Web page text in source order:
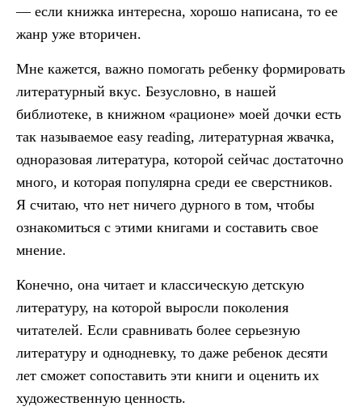
— если книжка интересна, хорошо написана, то ее
жанр уже вторичен.
Мне кажется, важно помогать ребенку формировать
литературный вкус. Безусловно, в нашей
библиотеке, в книжном «рационе» моей дочки есть
так называемое easy reading, литературная жвачка,
одноразовая литература, которой сейчас достаточно
много, и которая популярна среди ее сверстников.
Я считаю, что нет ничего дурного в том, чтобы
ознакомиться с этими книгами и составить свое
мнение.
Конечно, она читает и классическую детскую
литературу, на которой выросли поколения
читателей. Если сравнивать более серьезную
литературу и однодневку, то даже ребенок десяти
лет сможет сопоставить эти книги и оценить их
художественную ценность.